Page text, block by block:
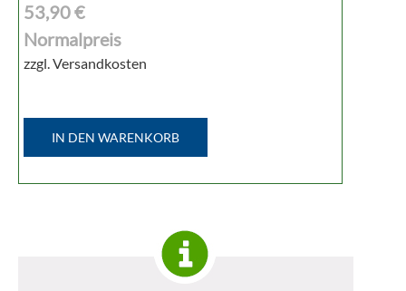
53,90 €
Normalpreis
zzgl. Versandkosten
IN DEN WARENKORB